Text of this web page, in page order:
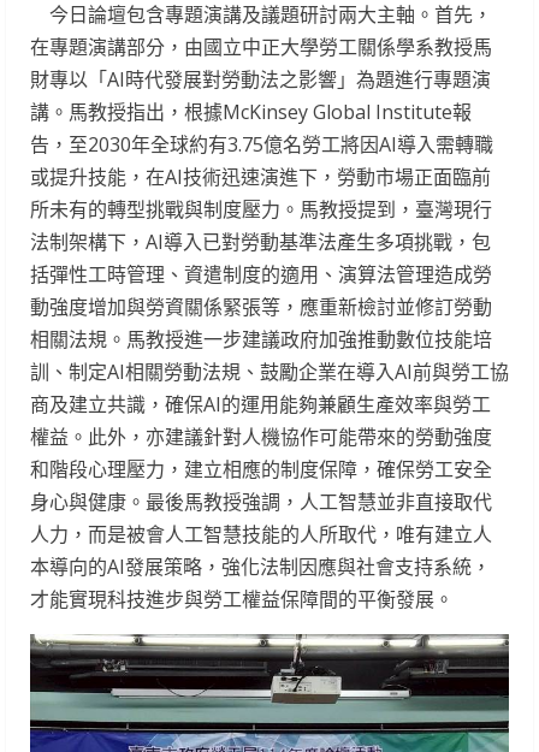
今日論壇包含專題演講及議題研討兩大主軸。首先，
在專題演講部分，由國立中正大學勞工關係學系教授馬
財專以「AI時代發展對勞動法之影響」為題進行專題演
講。馬教授指出，根據McKinsey Global Institute報
告，至2030年全球約有3.75億名勞工將因AI導入需轉職
或提升技能，在AI技術迅速演進下，勞動市場正面臨前
所未有的轉型挑戰與制度壓力。馬教授提到，臺灣現行
法制架構下，AI導入已對勞動基準法產生多項挑戰，包
括彈性工時管理、資遣制度的適用、演算法管理造成勞
動強度增加與勞資關係緊張等，應重新檢討並修訂勞動
相關法規。馬教授進一步建議政府加強推動數位技能培
訓、制定AI相關勞動法規、鼓勵企業在導入AI前與勞工協
商及建立共識，確保AI的運用能夠兼顧生產效率與勞工
權益。此外，亦建議針對人機協作可能帶來的勞動強度
和階段心理壓力，建立相應的制度保障，確保勞工安全
身心與健康。最後馬教授強調，人工智慧並非直接取代
人力，而是被會人工智慧技能的人所取代，唯有建立人
本導向的AI發展策略，強化法制因應與社會支持系統，
才能實現科技進步與勞工權益保障間的平衡發展。